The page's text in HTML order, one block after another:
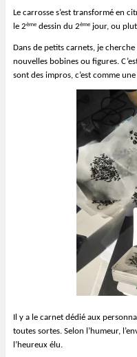
Le carrosse s’est transformé en
le 2èmedessin du 2èmejour, ou
Dans de petits carnets, je
nouvelles bobines ou figures.
sont des impros, c’est comme
Il y a le carnet dédié aux
toutes sortes. Selon l’humeur,
l’heureux élu.